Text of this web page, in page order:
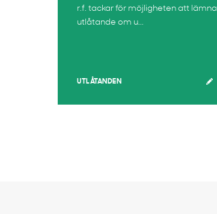
r.f. tackar för möjligheten att lämna
utlåtande om u...
UTLÅTANDEN